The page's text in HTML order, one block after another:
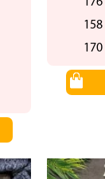
158
170